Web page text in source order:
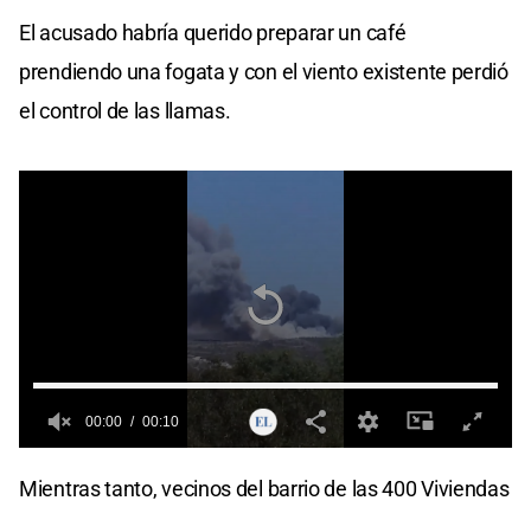
El acusado habría querido preparar un café
prendiendo una fogata y con el viento existente perdió
el control de las llamas.
of
00:00 00:10
Mientras tanto, vecinos del barrio de las 400 Viviendas